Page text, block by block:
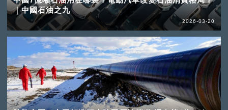
｜中國石油之九
2026-03-20